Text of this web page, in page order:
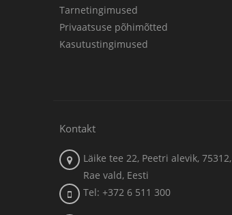
Tarnetingimused
Privaatsuse põhimõtted
Kasutustingimused
Kontakt
Läike tee 22, Peetri alevik, 75312,
Rae vald, Eesti
Tel: +372 6 511 300